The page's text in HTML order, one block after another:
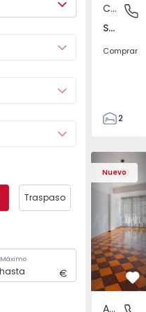
Traspaso
Máximo
Santa
Casa
Santa Bárbara, Ilha de São Miguel
Comprar
2
110
120
280
1
2
Nuevo
Apartamento T5
Apartamento